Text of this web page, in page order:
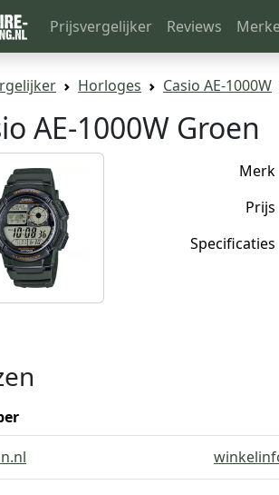
Prijsvergelijker Reviews
Horloges Casio AE-1000W
AE-1000W Groen
Merk
Prijs
Specificaties